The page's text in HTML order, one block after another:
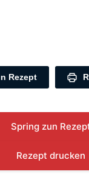
Rezept
Spring zun
Rezept drucken